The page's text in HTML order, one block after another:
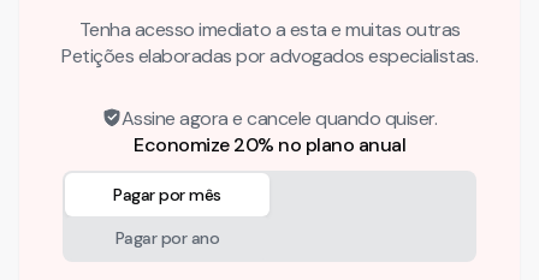
Tenha acesso imediato a esta e muitas outras
Petições elaboradas por advogados especialistas.
Assine agora e cancele quando quiser.
Economize 20% no plano anual
Pagar por mês
Pagar por ano